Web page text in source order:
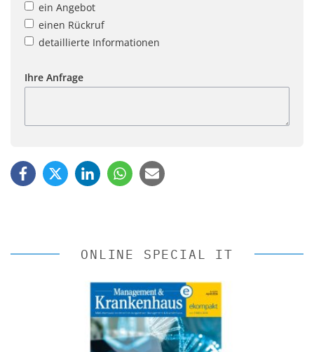
ein Angebot
einen Rückruf
detaillierte Informationen
Ihre Anfrage
ONLINE SPECIAL IT